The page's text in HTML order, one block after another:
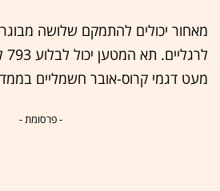
מאחור יכולים להתמקם שלושה
מעט דגמי קרוס-אובר חשמליים
- פרסומת -